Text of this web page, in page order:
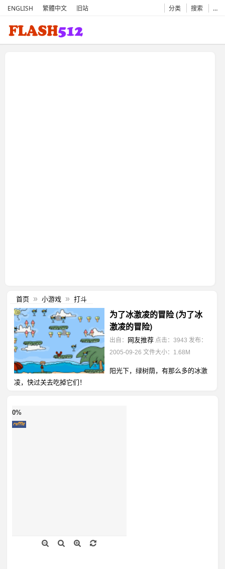
ENGLISH 繁體中文 旧站 分类 搜索 …
首页 » 小游戏 » 打斗
为了冰激凌的冒险 (为了冰
激凌的冒险)
出自： 网友推荐 点击：3943 发布：
2005-09-26 文件大小：1.68M
阳光下，绿树荫，有那么多的冰激
凌，快过关去吃掉它们！
0%